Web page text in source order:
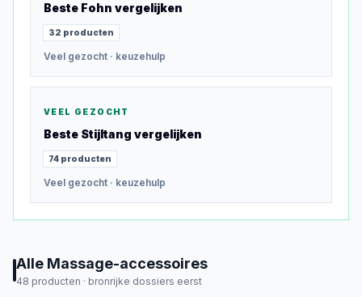
Beste Fohn vergelijken
32 producten
Veel gezocht · keuzehulp
VEEL GEZOCHT
Beste Stijltang vergelijken
74 producten
Veel gezocht · keuzehulp
Alle Massage-accessoires
48 producten · bronrijke dossiers eerst